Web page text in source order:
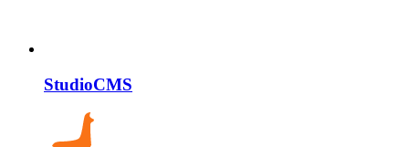
StudioCMS